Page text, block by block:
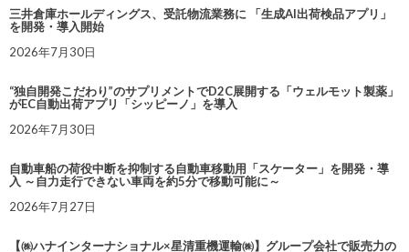
三井倉庫ホールディングス、受託物流業務に 「生成AI出荷検品アプリ」
を開発・導入開始
2026年7月30日
“独自開発こだわり”のサプリメントでD2C展開する「ウェルモット製薬」
がEC自動出荷アプリ「シッピーノ」を導入
2026年7月30日
自動車船の荷役中断を抑制する自動車移動用「スケーター」を開発・導
入 ～自力走行できない車両を約5分で移動可能に～
2026年7月27日
【㈱ハナインターナショナル×星清重機運輸㈱】グループ会社で販売力の